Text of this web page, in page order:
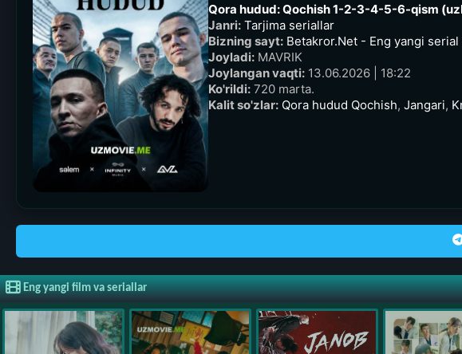
Qora hudud: Qochish 1-2-3-4-5-6-qism
Janri: Tarjima seriallar
Bizning sayt: Betakror.Net - Eng yangi serial
Joyladi: MAVRIK
Joylangan vaqti: 13.06.2026 | 18:22
Ko'rildi: 720 marta.
Kalit so'zlar: Qora hudud Qochish, Jangari,
Eng yangi film va seriallar